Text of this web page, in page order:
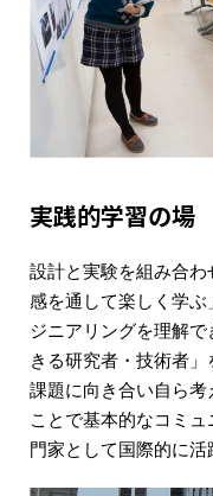
実践的学習の場
設計と実験を組み合
感を通して楽しく学
ジニアリングを理解
きる研究者・技術者」
課題に向き合い自ら
ことで基本的なコミ
門家として国際的に活